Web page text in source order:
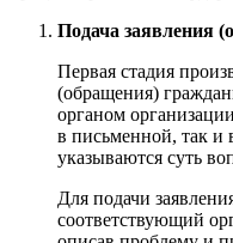
Подача заявления
Первая стадия
(обращения)
органом
в письменной, так и
указываются суть
Для подачи
соответствующий